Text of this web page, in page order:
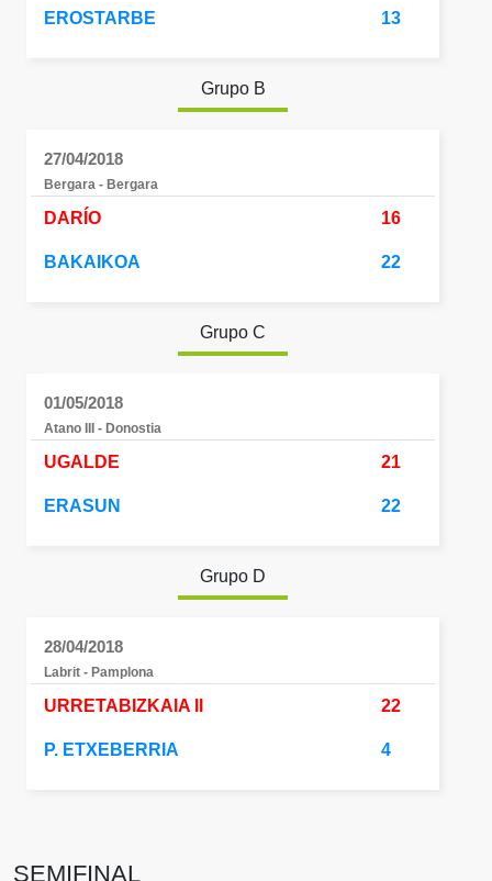
EROSTARBE 13
Grupo B
27/04/2018
Bergara - Bergara
DARÍO 16
BAKAIKOA 22
Grupo C
01/05/2018
Atano III - Donostia
UGALDE 21
ERASUN 22
Grupo D
28/04/2018
Labrit - Pamplona
URRETABIZKAIA II 22
P. ETXEBERRIA 4
SEMIFINAL